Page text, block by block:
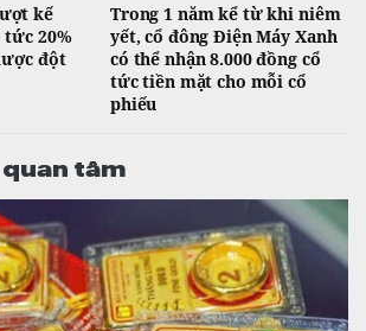
kế
tức 20%
đột
Trong 1 năm kể từ khi niêm
yết, cổ đông Điện Máy Xanh
có thể nhận 8.000 đồng cổ
tức tiền mặt cho mỗi cổ
phiếu
tâm